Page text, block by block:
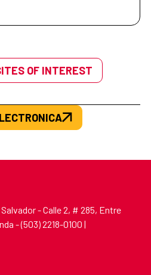
OF INTEREST
- Calle 2, # 285, Entre
- (503) 2218-0100 |